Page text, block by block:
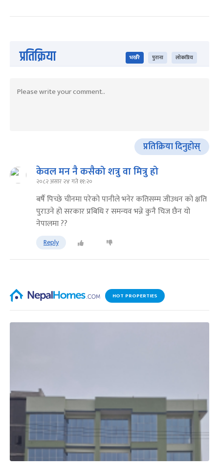
प्रतिक्रिया भर्खरै पुराना लोकप्रिय
प्रतिक्रिया दिनुहोस्
केवल मन नै कसैको शत्रु वा मित्रु हो
२०८२ असार २४ गते ११:२०
बर्षै पिच्छे चीनमा परेको पानीले भनेर कतिसम्म जीउधन को क्षति
पुराउने हो सरकार प्रबिधि र समन्यव भन्ने कुनै चिज छैन यो
नेपालमा ??
Reply
HOT PROPERTIES